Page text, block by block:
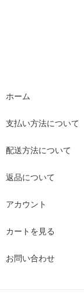
ホーム
支払い方法について
配送方法について
返品について
アカウント
カートを見る
お問い合わせ